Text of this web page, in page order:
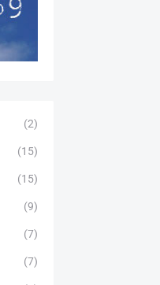
(2)
(15)
(15)
(9)
(7)
(7)